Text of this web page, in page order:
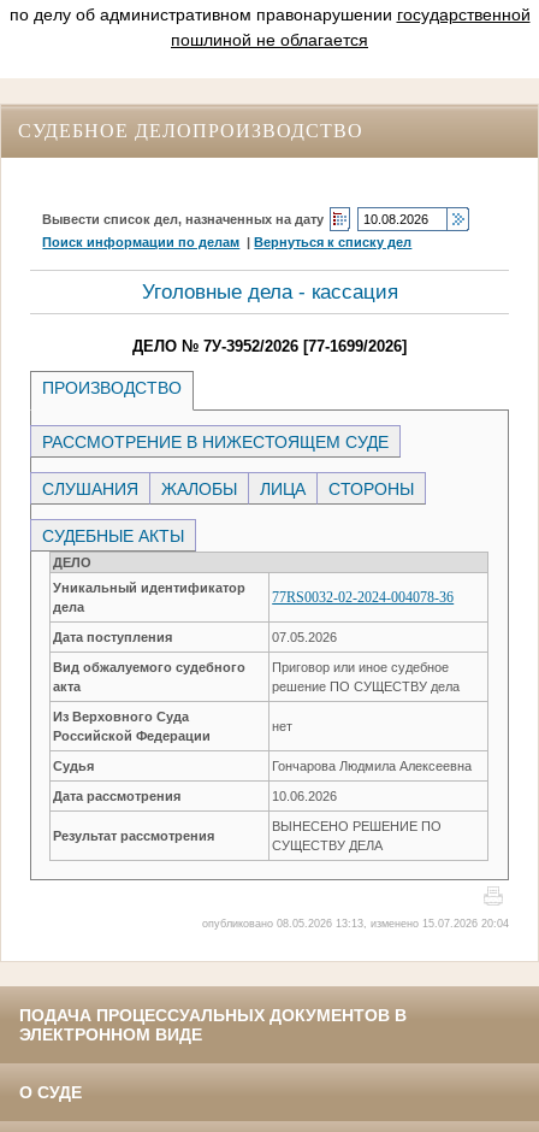
по делу об административном правонарушении государственной
пошлиной не облагается
СУДЕБНОЕ ДЕЛОПРОИЗВОДСТВО
Вывести список дел, назначенных на дату
Поиск информации по делам |Вернуться к списку дел
Уголовные дела - кассация
ДЕЛО № 7У-3952/2026 [77-1699/2026]
ПРОИЗВОДСТВО
РАССМОТРЕНИЕ В НИЖЕСТОЯЩЕМ СУДЕ
СЛУШАНИЯ ЖАЛОБЫ ЛИЦА СТОРОНЫ
СУДЕБНЫЕ АКТЫ
ДЕЛО
Уникальный идентификатор
дела
77RS0032-02-2024-004078-36
Дата поступления 07.05.2026
Вид обжалуемого судебного
акта
Приговор или иное судебное
решение ПО СУЩЕСТВУ дела
Из Верховного Суда
Российской Федерации
нет
Судья Гончарова Людмила Алексеевна
Дата рассмотрения 10.06.2026
Результат рассмотрения
ВЫНЕСЕНО РЕШЕНИЕ ПО
СУЩЕСТВУ ДЕЛА
опубликовано 08.05.2026 13:13, изменено 15.07.2026 20:04
ПОДАЧА ПРОЦЕССУАЛЬНЫХ ДОКУМЕНТОВ В
ЭЛЕКТРОННОМ ВИДЕ
О СУДЕ